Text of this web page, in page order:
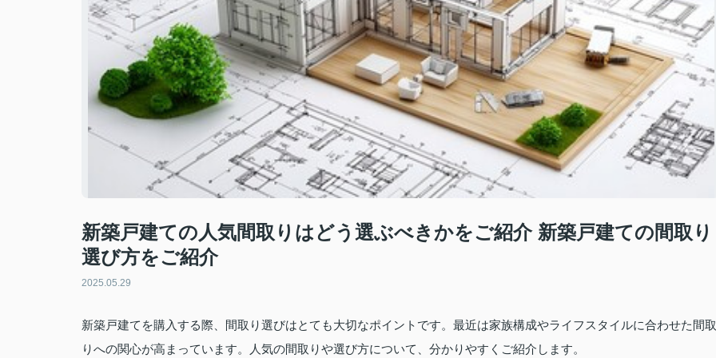
新築戸建ての人気間取りはどう選ぶべきかをご紹介 新築戸建ての間取り
選び方をご紹介
2025.05.29
新築戸建てを購入する際、間取り選びはとても大切なポイントです。最近は家族構成やライフスタイルに合わせた間取
りへの関心が高まっています。人気の間取りや選び方について、分かりやすくご紹介します。